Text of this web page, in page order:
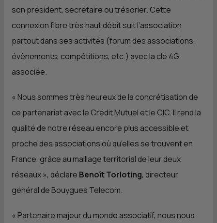
son président, secrétaire ou trésorier. Cette
connexion fibre très haut débit suit l’association
partout dans ses activités (forum des associations,
évènements, compétitions, etc.) avec la clé 4G
associée.
« Nous sommes très heureux de la concrétisation de
ce partenariat avec le Crédit Mutuel et le CIC. Il rend la
qualité de notre réseau encore plus accessible et
proche des associations où qu’elles se trouvent en
France, grâce au maillage territorial de leur deux
réseaux», déclare Benoît Torloting, directeur
général de Bouygues Telecom.
« Partenaire majeur du monde associatif, nous nous